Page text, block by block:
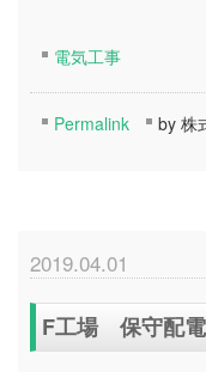
電気工事
Permalink by 株
2019.04.01
F工場 保守配